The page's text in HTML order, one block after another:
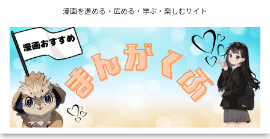
漫画を進める・広める・学ぶ・楽しむサイト